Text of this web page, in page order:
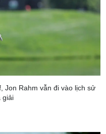
Jon Rahm vẫn đi vào lịch sử
giải